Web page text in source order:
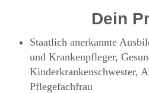
Dein
Staatlich anerkannte
und Krankenpfleger,
Kinderkrankenschwester,
Pflegefachfrau